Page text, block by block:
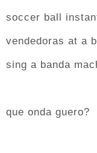
soccer ball
vendedoras at a
sing a banda
que onda guero?